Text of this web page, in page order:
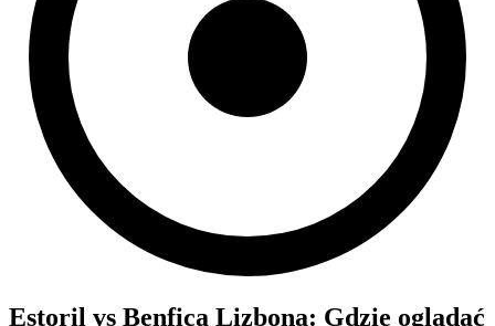
Estoril vs Benfica Lizbona: Gdzie oglądać